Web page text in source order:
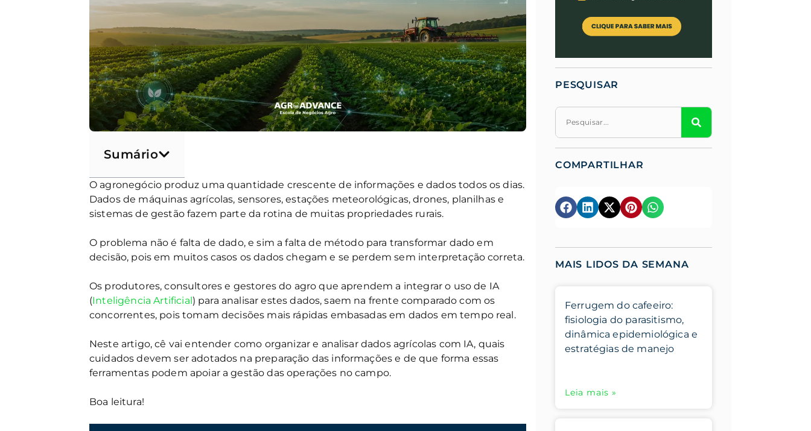
Sumário
O agronegócio produz uma quantidade crescente de informações e dados todos os dias.
Dados de máquinas agrícolas, sensores, estações meteorológicas, drones, planilhas e
sistemas de gestão fazem parte da rotina de muitas propriedades rurais.
O problema não é falta de dado, e sim a falta de método para transformar dado em
decisão, pois em muitos casos os dados chegam e se perdem sem interpretação correta.
Os produtores, consultores e gestores do agro que aprendem a integrar o uso de IA
(Inteligência Artificial ) para analisar estes dados, saem na frente comparado com os
concorrentes, pois tomam decisões mais rápidas embasadas em dados em tempo real.
Neste artigo, cê vai entender como organizar e analisar dados agrícolas com IA, quais
cuidados devem ser adotados na preparação das informações e de que forma essas
ferramentas podem apoiar a gestão das operações no campo.
Boa leitura!
PESQUISAR
COMPARTILHAR
MAIS LIDOS DA SEMANA
Ferrugem do cafeeiro:
fisiologia do parasitismo,
dinâmica epidemiológica e
estratégias de manejo
Leia mais »